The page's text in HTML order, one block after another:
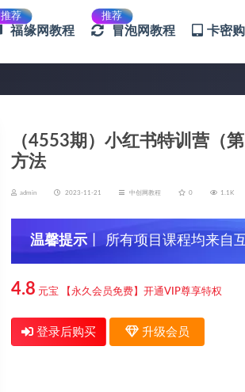
推荐
福缘网教程
推荐
冒泡网教程 卡密
（4553期）小红书特训营（
方法
admin 2023-11-21 中创网教程 0 1.1K
温馨提示 丨 所有项目课程均来
信，谨防上当受骗！
4.8 元宝 【永久会员免费】开通VIP尊享特权
登录后购买 升级会员